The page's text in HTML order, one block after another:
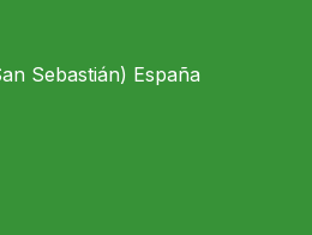
Sebastián) España